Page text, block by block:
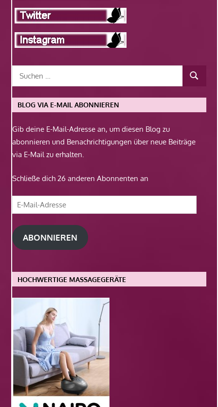
BLOG VIA E-MAIL ABONNIEREN
Gib deine E-Mail-Adresse an, um diesen Blog zu
abonnieren und Benachrichtigungen über neue Beiträge
via E-Mail zu erhalten.
Schließe dich 26 anderen Abonnenten an
E-
Mail-
Adresse
ABONNIEREN
HOCHWERTIGE MASSAGEGERÄTE